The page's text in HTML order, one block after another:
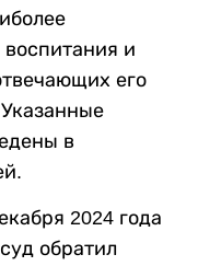
и
его
в
2024 года
обратил